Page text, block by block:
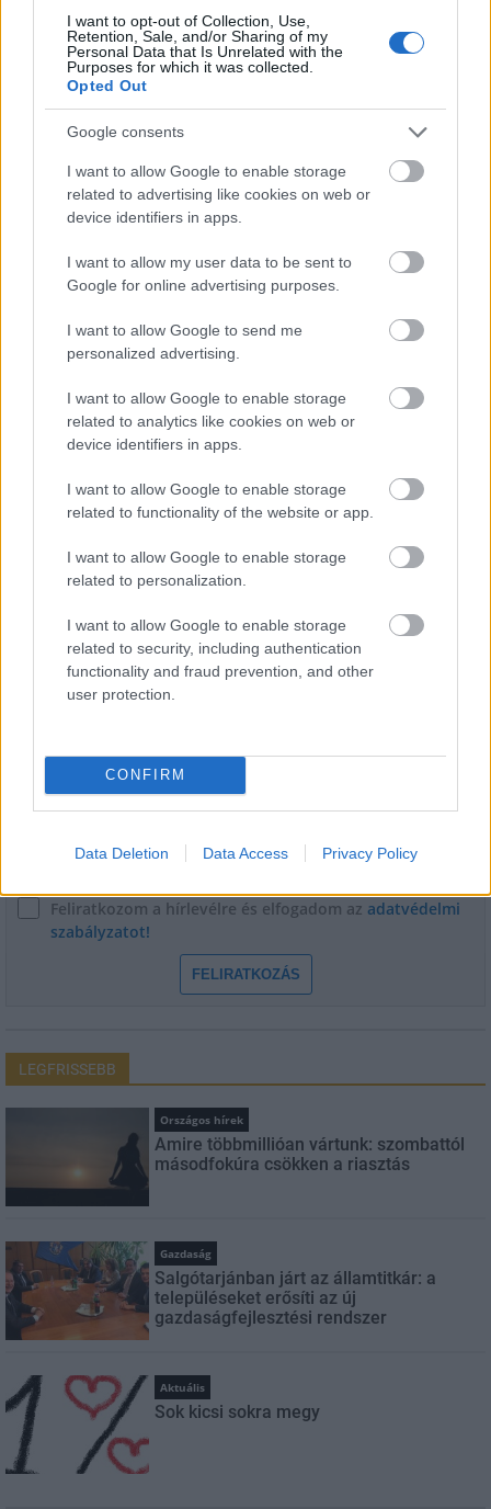
I want to opt-out of Collection, Use,
Retention, Sale, and/or Sharing of my
Personal Data that Is Unrelated with the
Purposes for which it was collected.
Opted Out
Google consents
I want to allow Google to enable storage
related to advertising like cookies on web or
device identifiers in apps.
I want to allow my user data to be sent to
Google for online advertising purposes.
I want to allow Google to send me
personalized advertising.
I want to allow Google to enable storage
related to analytics like cookies on web or
device identifiers in apps.
I want to allow Google to enable storage
related to functionality of the website or app.
I want to allow Google to enable storage
related to personalization.
I want to allow Google to enable storage
related to security, including authentication
functionality and fraud prevention, and other
user protection.
CONFIRM
Data Deletion Data Access Privacy Policy
Újragondolják Lipótváros rejtett, zöld parkját
Indulhat a Honvéd tér megújításának tervezése, ahol a
klímatudatos gondolkodás és a helyi identitás erősítése kerül a
középpontba.
Történelmi táj, amelynek minden köve
mesél – megújul a tatai Angolkert
M1 bővítés: már zajlik a teljesen új
Új gyalogosátkelők és jelzőlámpás
csomópont épül Angyalföldön
Másfélszeresére bővítik
Hódmezővásárhely jó hírű református
iskoláját
HÍRLEVÉL
Név
Feliratkozom a hírlevélre és elfogadom az adatvédelmi
szabályzatot!
FELIRATKOZÁS
LEGFRISSEBB
Országos hírek
Amire többmillióan vártunk: szombattól
másodfokúra csökken a riasztás
Gazdaság
Salgótarjánban járt az államtitkár: a
településeket erősíti az új
gazdaságfejlesztési rendszer
Aktuális
Sok kicsi sokra megy